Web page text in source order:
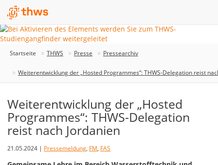
Startseite THWS Presse Pressearchiv
Weiterentwicklung der „Hosted Programmes“: THWS-Delegation reist
Weiterentwicklung der „Hosted
Programmes“: THWS-Delegation
reist nach Jordanien
21.05.2024 | Pressemeldung, FM, FAS